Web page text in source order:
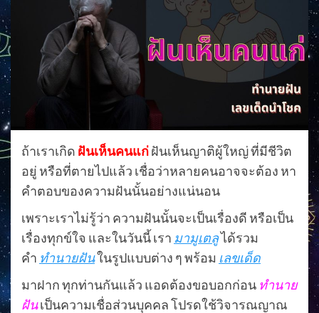
ถ้าเราเกิด ฝันเห็นคนแก่ฝันเห็นญาติผู้ใหญ่ ที่มีชีวิต
อยู่ หรือที่ตายไปแล้ว เชื่อว่าหลายคนอาจจะต้อง หา
คำตอบของความฝันนั้นอย่างแน่นอน
เพราะเราไม่รู้ว่า ความฝันนั้นจะเป็นเรื่องดี หรือเป็น
เรื่องทุกข์ใจ และในวันนี้ เรา มามูเตลูได้รวม
คำ ทำนายฝันในรูปแบบต่าง ๆ พร้อม เลขเด็ด
มาฝาก ทุกท่านกันแล้ว แอดต้องขอบอกก่อน ทำนาย
ฝันเป็นความเชื่อส่วนบุคคล โปรดใช้วิจารณญาณ